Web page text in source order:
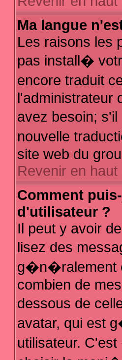
Ma langue
Les raisons les
pas install�
encore traduit
l'administrateur
avez besoin;
nouvelle
site web du
Revenir en haut
Comment
d'utilisateur ?
Il peut y avoir
lisez des
g�n�ralement
combien de
dessous de
avatar, qui est
utilisateur.